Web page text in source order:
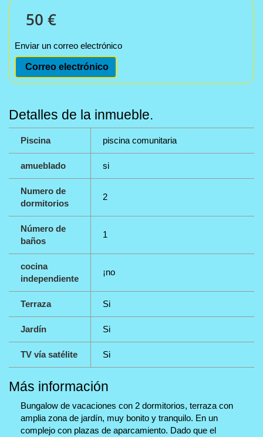
50 €
Enviar un correo electrónico
Correo electrónico
Detalles de la inmueble.
Piscina piscina comunitaria
amueblado si
Numero de
dormitorios
2
Número de
baños
1
cocina
independiente
¡no
Terraza Si
Jardín Si
TV vía satélite Si
Más información
Bungalow de vacaciones con 2 dormitorios, terraza con
amplia zona de jardín, muy bonito y tranquilo. En un
complejo con plazas de aparcamiento. Dado que el